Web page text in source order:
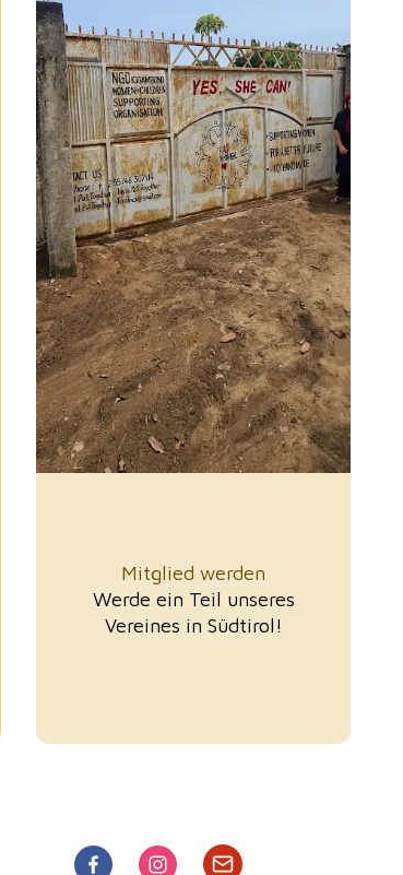
Mitglied werden
Werde ein Teil unseres
Vereines in Südtirol!